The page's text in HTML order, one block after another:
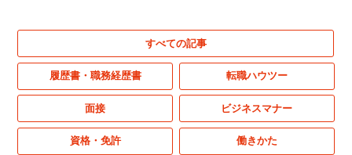
すべての記事
履歴書・職務経歴書 転職ハウツー
面接 ビジネスマナー
資格・免許 働きかた